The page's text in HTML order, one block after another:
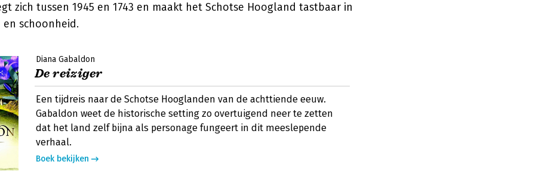
zich tussen 1945 en 1743 en maakt het Schotse Hoogland tastbaar in
schoonheid.
Diana Gabaldon
De reiziger
Een tijdreis naar de Schotse Hooglanden van de achttiende eeuw.
Gabaldon weet de historische setting zo overtuigend neer te zetten
dat het land zelf bijna als personage fungeert in dit meeslepende
verhaal.
Boek bekijken